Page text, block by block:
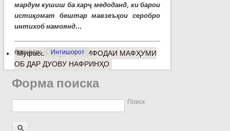
мардум кушиш ба харҷ медоданд, ки барои
истиқомат бештар мавзеъҳои серобро
интихоб намоянд...
барчасп: Интишорот
Муфассалтаро ИСТИФОДАИ МАФҲУМИ
ОБ ДАР ДУОВУ НАФРИНҲО
Форма поиска
Поиск